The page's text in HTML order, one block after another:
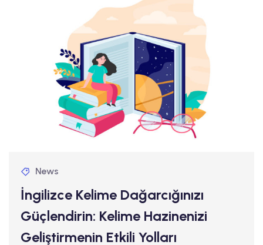
News
İngilizce Kelime Dağarcığınızı
Güçlendirin: Kelime Hazinenizi
Geliştirmenin Etkili Yolları